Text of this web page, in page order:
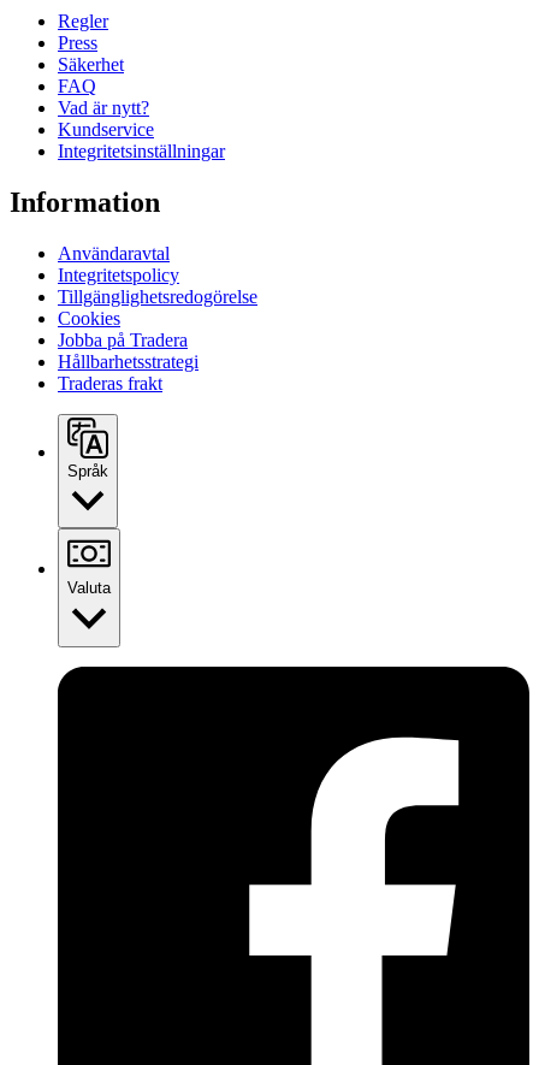
Regler
Press
Säkerhet
FAQ
Vad är nytt?
Kundservice
Integritetsinställningar
Information
Användaravtal
Integritetspolicy
Tillgänglighetsredogörelse
Cookies
Jobba på Tradera
Hållbarhetsstrategi
Traderas frakt
Språk
Valuta